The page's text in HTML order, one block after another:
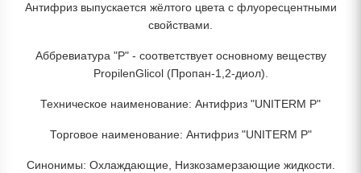
Антифриз выпускается жёлтого цвета с флуоресцентными
свойствами.
Аббревиатура "P" - соответствует основному веществу
PropilenGlicol (Пропан-1,2-диол).
Техническое наименование: Антифриз "UNITERM P"
Торговое наименование: Антифриз "UNITERM P"
Синонимы: Охлаждающие, Низкозамерзающие жидкости.